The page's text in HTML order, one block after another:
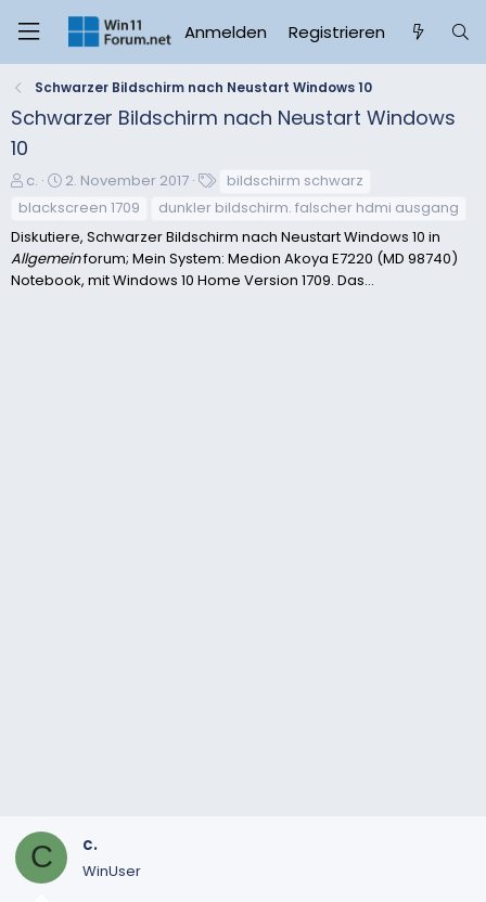
Anmelden Registrieren
Schwarzer Bildschirm nach Neustart Windows 10
Schwarzer Bildschirm nach Neustart Windows
10
E
r
t
e
l
c.
E
t
e
l
2. November 2017
c
l
a
g
bildschirm schwarz
blackscreen 1709
dunkler bildschirm. falscher hdmi ausgang
Diskutiere, Schwarzer Bildschirm nach Neustart Windows 10 in
Allgemeinforum; Mein System: Medion Akoya E7220 (MD 98740)
Notebook, mit Windows 10 Home Version 1709. Das...
C c.
WinUser